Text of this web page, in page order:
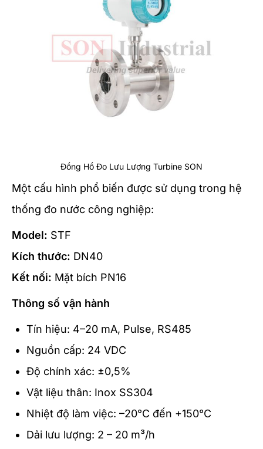
Đồng Hồ Đo Lưu Lượng Turbine SON
Một cấu hình phổ biến được sử dụng trong hệ
thống đo nước công nghiệp:
Model: STF
Kích thước: DN40
Kết nối: Mặt bích PN16
Thông số vận hành
Tín hiệu: 4–20 mA, Pulse, RS485
Nguồn cấp: 24 VDC
Độ chính xác: ±0,5%
Vật liệu thân: Inox SS304
Nhiệt độ làm việc: –20°C đến +150°C
Dải lưu lượng: 2 – 20 m³/h